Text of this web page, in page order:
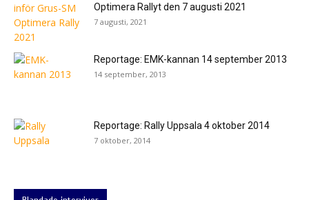
Optimera Rallyt den 7 augusti 2021
7 augusti, 2021
Reportage: EMK-kannan 14 september 2013
14 september, 2013
Reportage: Rally Uppsala 4 oktober 2014
7 oktober, 2014